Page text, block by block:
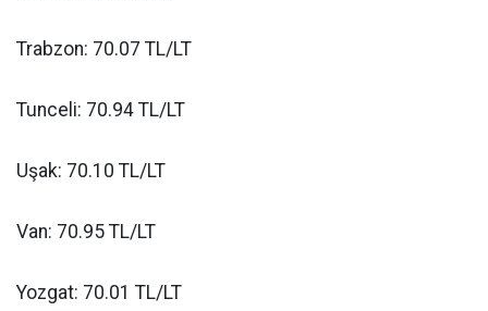
Trabzon: 70.07 TL/LT
Tunceli: 70.94 TL/LT
Uşak: 70.10 TL/LT
Van: 70.95 TL/LT
Yozgat: 70.01 TL/LT